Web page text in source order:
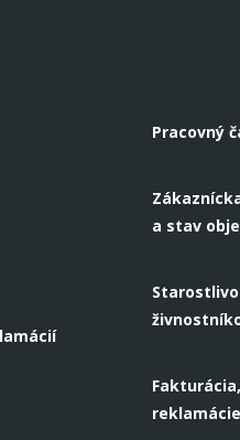
Pracovný
a stav